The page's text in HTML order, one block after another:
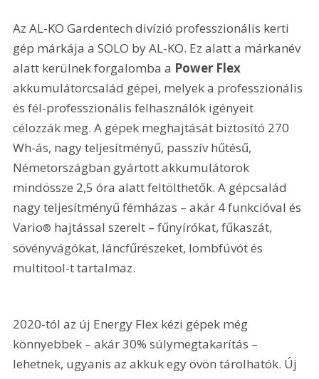
Az AL-KO Gardentech divízió professzionális kerti
gép márkája a SOLO by AL-KO. Ez alatt a márkanév
alatt kerülnek forgalomba a Power Flex
akkumulátorcsalád gépei, melyek a professzionális
és fél-professzionális felhasználók igényeit
célozzák meg. A gépek meghajtását biztosító 270
Wh-ás, nagy teljesítményű, passzív hűtésű,
Németországban gyártott akkumulátorok
mindössze 2,5 óra alatt feltölthetők. A gépcsalád
nagy teljesítményű fémházas – akár 4 funkcióval és
Vario® hajtással szerelt – fűnyírókat, fűkaszát,
sövényvágókat, láncfűrészeket, lombfúvót és
multitool-t tartalmaz.
2020-tól az új Energy Flex kézi gépek még
könnyebbek – akár 30% súlymegtakarítás –
lehetnek, ugyanis az akkuk egy övön tárolhatók. Új